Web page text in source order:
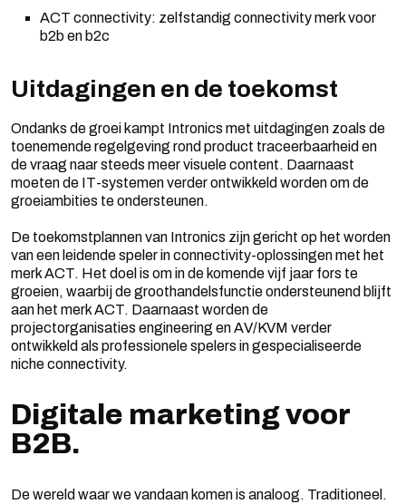
ACT connectivity: zelfstandig connectivity merk voor
b2b en b2c
Uitdagingen en de toekomst
Ondanks de groei kampt Intronics met uitdagingen zoals de
toenemende regelgeving rond product traceerbaarheid en
de vraag naar steeds meer visuele content. Daarnaast
moeten de IT-systemen verder ontwikkeld worden om de
groeiambities te ondersteunen.
De toekomstplannen van Intronics zijn gericht op het worden
van een leidende speler in connectivity-oplossingen met het
merk ACT. Het doel is om in de komende vijf jaar fors te
groeien, waarbij de groothandelsfunctie ondersteunend blijft
aan het merk ACT. Daarnaast worden de
projectorganisaties engineering en AV/KVM verder
ontwikkeld als professionele spelers in gespecialiseerde
niche connectivity.
Digitale marketing voor
B2B.
De wereld waar we vandaan komen is analoog. Traditioneel.